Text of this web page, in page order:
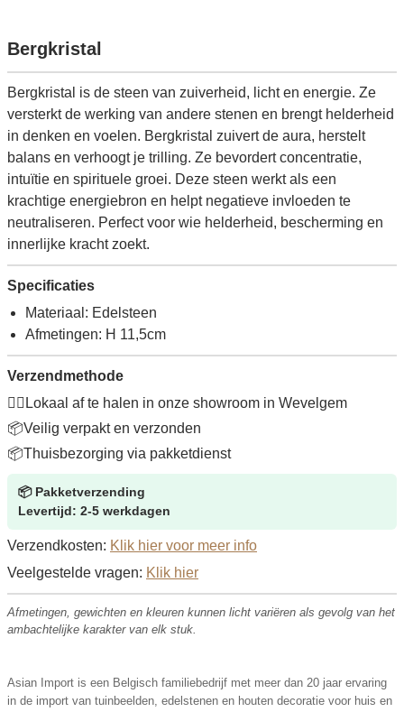
Bergkristal
Bergkristal is de steen van zuiverheid, licht en energie. Ze
versterkt de werking van andere stenen en brengt helderheid
in denken en voelen. Bergkristal zuivert de aura, herstelt
balans en verhoogt je trilling. Ze bevordert concentratie,
intuïtie en spirituele groei. Deze steen werkt als een
krachtige energiebron en helpt negatieve invloeden te
neutraliseren. Perfect voor wie helderheid, bescherming en
innerlijke kracht zoekt.
Specificaties
Materiaal: Edelsteen
Afmetingen: H 11,5cm
Verzendmethode
🚶‍♂️ Lokaal af te halen in onze showroom in Wevelgem
📦Veilig verpakt en verzonden
📦Thuisbezorging via pakketdienst
📦 Pakketverzending
Levertijd: 2-5 werkdagen
Verzendkosten: Klik hier voor meer info
Veelgestelde vragen: Klik hier
Afmetingen, gewichten en kleuren kunnen licht variëren als gevolg van het
ambachtelijke karakter van elk stuk.
Asian Import is een Belgisch familiebedrijf met meer dan 20 jaar ervaring
in de import van tuinbeelden, edelstenen en houten decoratie voor huis en